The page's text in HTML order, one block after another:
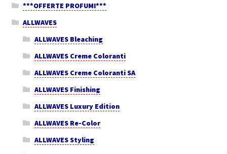
***OFFERTE PROFUMI***
ALLWAVES
ALLWAVES Bleaching
ALLWAVES Creme Coloranti
ALLWAVES Creme Coloranti SA
ALLWAVES Finishing
ALLWAVES Luxury Edition
ALLWAVES Re-Color
ALLWAVES Styling